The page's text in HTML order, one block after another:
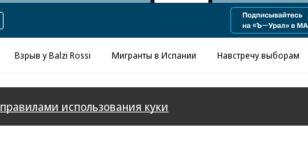
Взрыв у Balzi Rossi Мигранты в Испании Навстречу выборам
правилами использования куки